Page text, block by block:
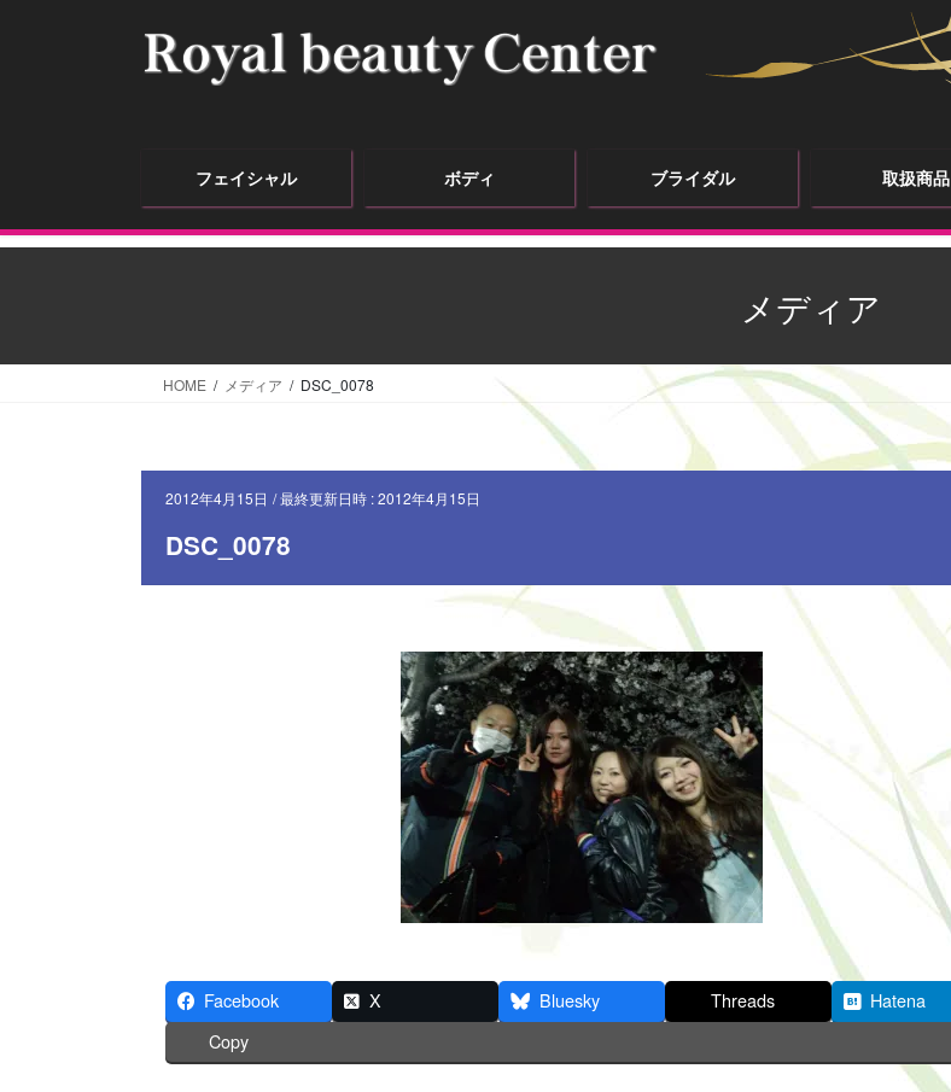
フェイシャル ボディ ブライダル 取扱商品
メディア
HOME メディア DSC_0078
2012年4月15日 / 最終更新日時 :2012年4月15日
DSC_0078
Facebook X Bluesky Threads
Hatena
Copy